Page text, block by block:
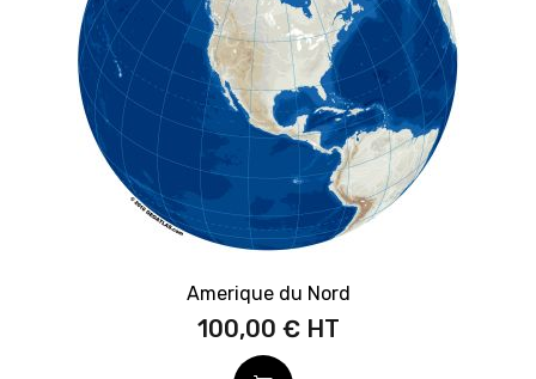
Amerique du Nord
100,00 €